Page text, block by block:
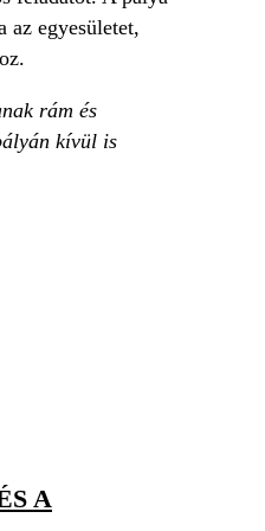
egyesületet,
rám és
kívül is
A